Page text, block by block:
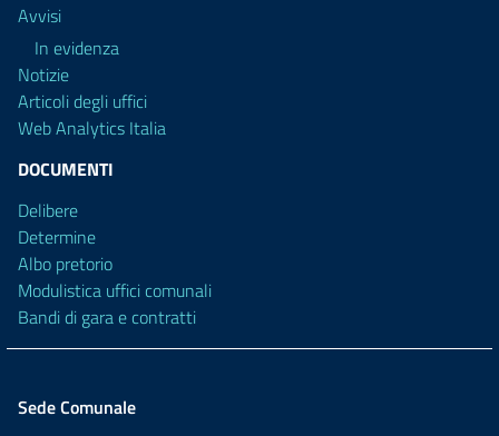
Avvisi
In evidenza
Notizie
Articoli degli uffici
Web Analytics Italia
DOCUMENTI
Delibere
Determine
Albo pretorio
Modulistica uffici comunali
Bandi di gara e contratti
Sede Comunale